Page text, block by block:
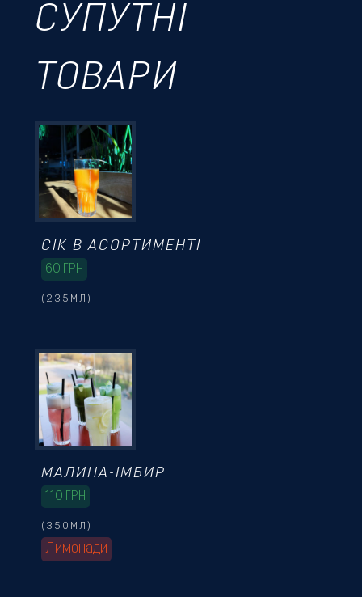
СУПУТНІ
ТОВАРИ
(235МЛ)
СІК В АСОРТИМЕНТІ
60 ГРН
Лимонади
(350МЛ)
МАЛИНА-ІМБИР
110 ГРН